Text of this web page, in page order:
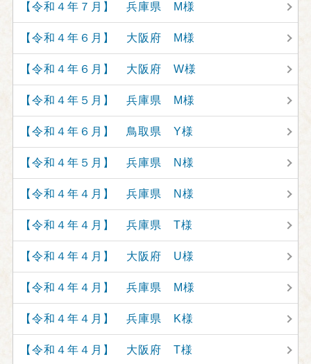
【令和４年７月】 兵庫県 M様
【令和４年６月】 大阪府 M様
【令和４年６月】 大阪府 W様
【令和４年５月】 兵庫県 M様
【令和４年６月】 鳥取県 Y様
【令和４年５月】 兵庫県 N様
【令和４年４月】 兵庫県 N様
【令和４年４月】 兵庫県 T様
【令和４年４月】 大阪府 U様
【令和４年４月】 兵庫県 M様
【令和４年４月】 兵庫県 K様
【令和４年４月】 大阪府 T様